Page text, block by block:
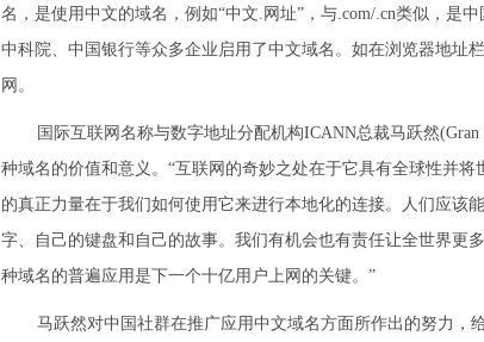
名，是使用中文的域名，例如“中文.网址”，与.com/.cn类似，是
中科院、中国银行等众多企业启用了中文域名。如在浏览器地址
网。
国际互联网名称与数字地址分配机构ICANN总裁马跃然
种域名的价值和意义。“互联网的奇妙之处在于它具有全球性并将
的真正力量在于我们如何使用它来进行本地化的连接。人们应该
字、自己的键盘和自己的故事。我们有机会也有责任让全世界更
种域名的普遍应用是下一个十亿用户上网的关键。”
马跃然对中国社群在推广应用中文域名方面所作出的努力，